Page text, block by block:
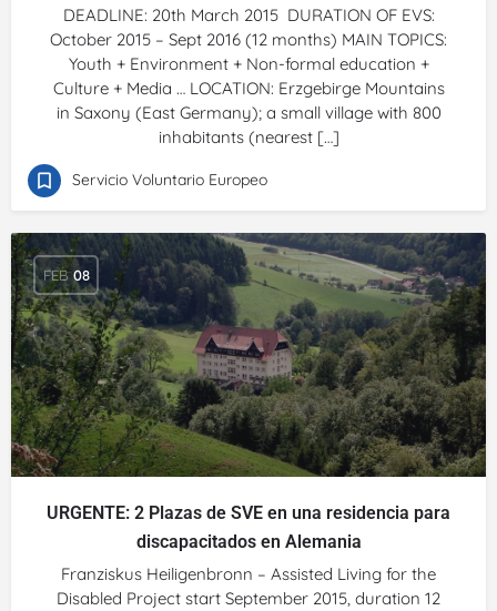
DEADLINE: 20th March 2015 DURATION OF EVS:
October 2015 – Sept 2016 (12 months) MAIN TOPICS:
Youth + Environment + Non-formal education +
Culture + Media … LOCATION: Erzgebirge Mountains
in Saxony (East Germany); a small village with 800
inhabitants (nearest […]
Servicio Voluntario Europeo
FEB 08
URGENTE: 2 Plazas de SVE en una residencia para
discapacitados en Alemania
Franziskus Heiligenbronn – Assisted Living for the
Disabled Project start September 2015, duration 12